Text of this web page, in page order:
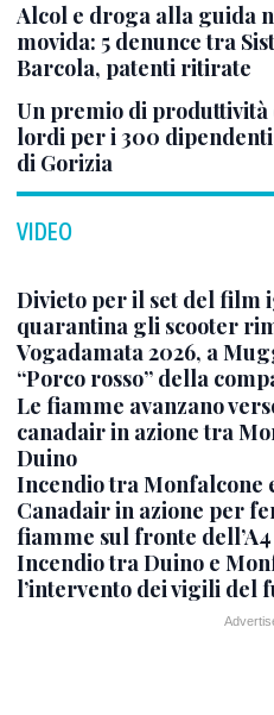
Alcol e droga alla guida
movida: 5 denunce tra
Barcola, patenti ritirate
Un premio di produttività
lordi per i 300
di Gorizia
VIDEO
Divieto per il set del film
quarantina gli scooter
Vogadamata 2026, a
“Porco rosso” della
Le fiamme avanzano
canadair in azione tra
Duino
Incendio tra Monfalcone
Canadair in azione per
fiamme sul fronte dell’A4
Incendio tra Duino e
l’intervento dei vigili del